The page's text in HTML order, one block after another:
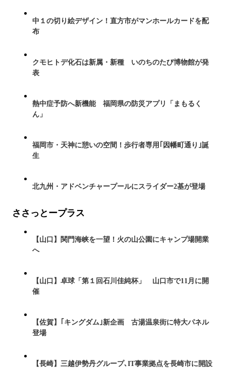
中１の切り絵デザイン！直方市がマンホールカードを配
布
クモヒトデ化石は新属・新種 いのちのたび博物館が発
表
熱中症予防へ新機能 福岡県の防災アプリ「まもるく
ん」
福岡市・天神に憩いの空間！歩行者専用｢因幡町通り｣誕
生
北九州・アドベンチャープールにスライダー2基が登場
ささっとープラス
【山口】関門海峡を一望！火の山公園にキャンプ場開業
へ
【山口】卓球「第１回石川佳純杯」 山口市で11月に開
催
【佐賀】｢キングダム｣新企画 古湯温泉街に特大パネル
登場
【長崎】三越伊勢丹グループ､IT事業拠点を長崎市に開設